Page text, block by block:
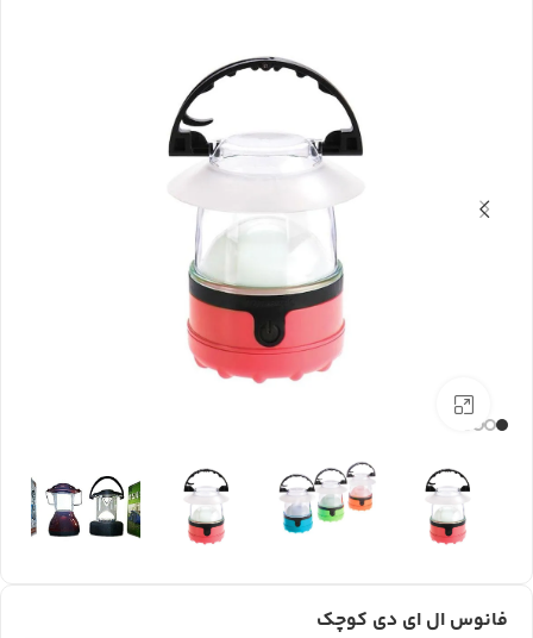
فانوس ال ای دی کوچک